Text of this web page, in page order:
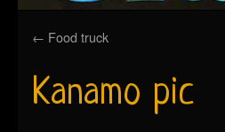
← Food truck
Kanamo pic